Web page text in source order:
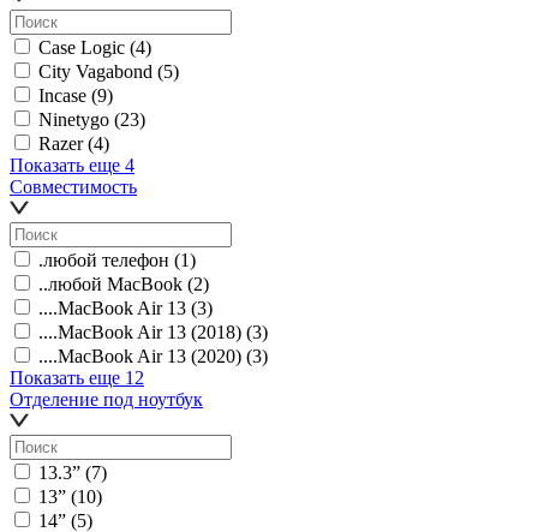
Case Logic (4)
City Vagabond (5)
Incase (9)
Ninetygo (23)
Razer (4)
Показать еще 4
Совместимость
.любой телефон (1)
..любой MacBook (2)
....MacBook Air 13 (3)
....MacBook Air 13 (2018) (3)
....MacBook Air 13 (2020) (3)
Показать еще 12
Отделение под ноутбук
13.3ˮ (7)
13ˮ (10)
14ˮ (5)